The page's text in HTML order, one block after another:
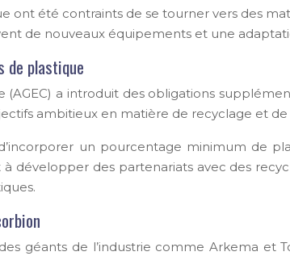
ont été contraints de se tourner vers des
de nouveaux équipements et une
de plastique
a introduit des obligations
ambitieux en matière de recyclage et
un pourcentage minimum de
développer des partenariats avec des
géants de l’industrie comme Arkema et